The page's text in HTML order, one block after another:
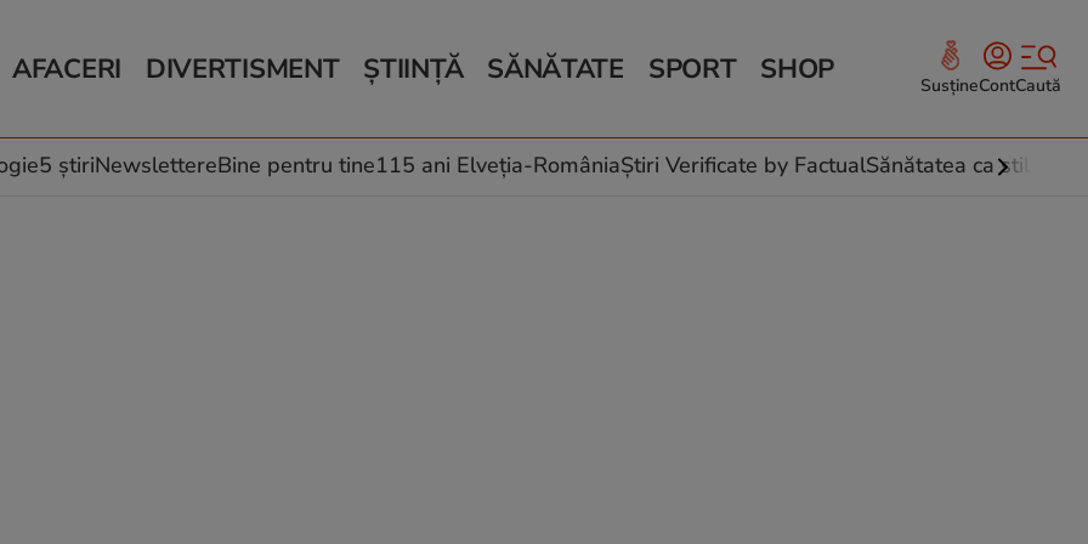
AFACERI
Auto
Locuri de muncă
DIVERTISMENT
Horoscop
Muzică și Filme
ȘTIINȚĂ
Schimbări climatice
SĂNĂTATE
Relații
Rețete culinare
SPORT SHOP SusțineContCaută
5 știriNewslettereBine pentru tine115 ani Elveția-RomâniaȘtiri Verificate by FactualSănătatea ca stil de